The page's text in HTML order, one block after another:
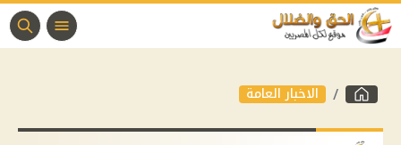
الاخبار العامة